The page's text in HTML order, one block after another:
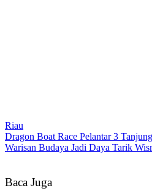
Riau
Dragon Boat Race Pelantar 3
Warisan Budaya Jadi Daya Tarik
Baca Juga